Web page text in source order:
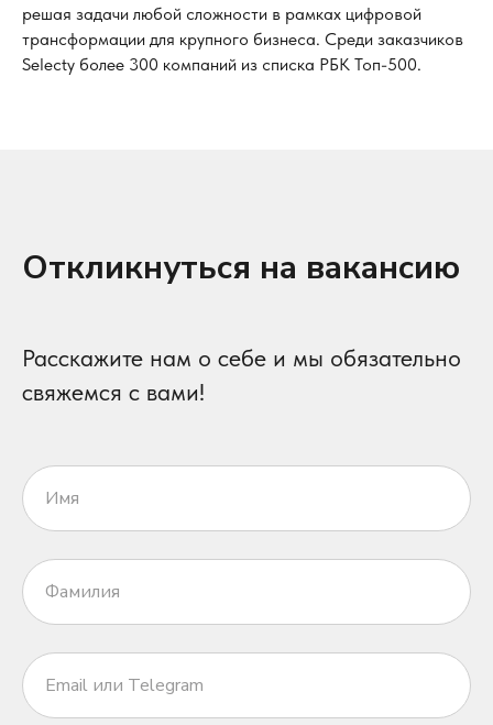
решая задачи любой сложности в рамках цифровой
трансформации для крупного бизнеса. Среди заказчиков
Selecty более 300 компаний из списка РБК Топ-500.
Откликнуться на вакансию
Расскажите нам о себе и мы обязательно
свяжемся с вами!